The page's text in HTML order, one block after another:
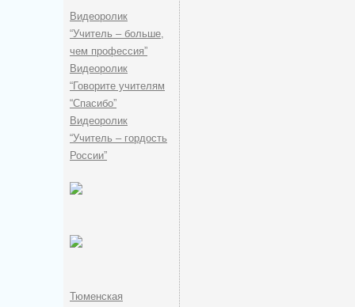
Видеоролик
“Учитель – больше,
чем профессия”
Видеоролик
“Говорите учителям
“Спасибо”
Видеоролик
“Учитель – гордость
России”
Тюменская